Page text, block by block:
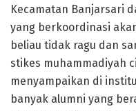
Kecamatan Banjarsari
yang berkoordinasi
beliau tidak ragu dan
stikes muhammadiyah
menyampaikan di
banyak alumni yang